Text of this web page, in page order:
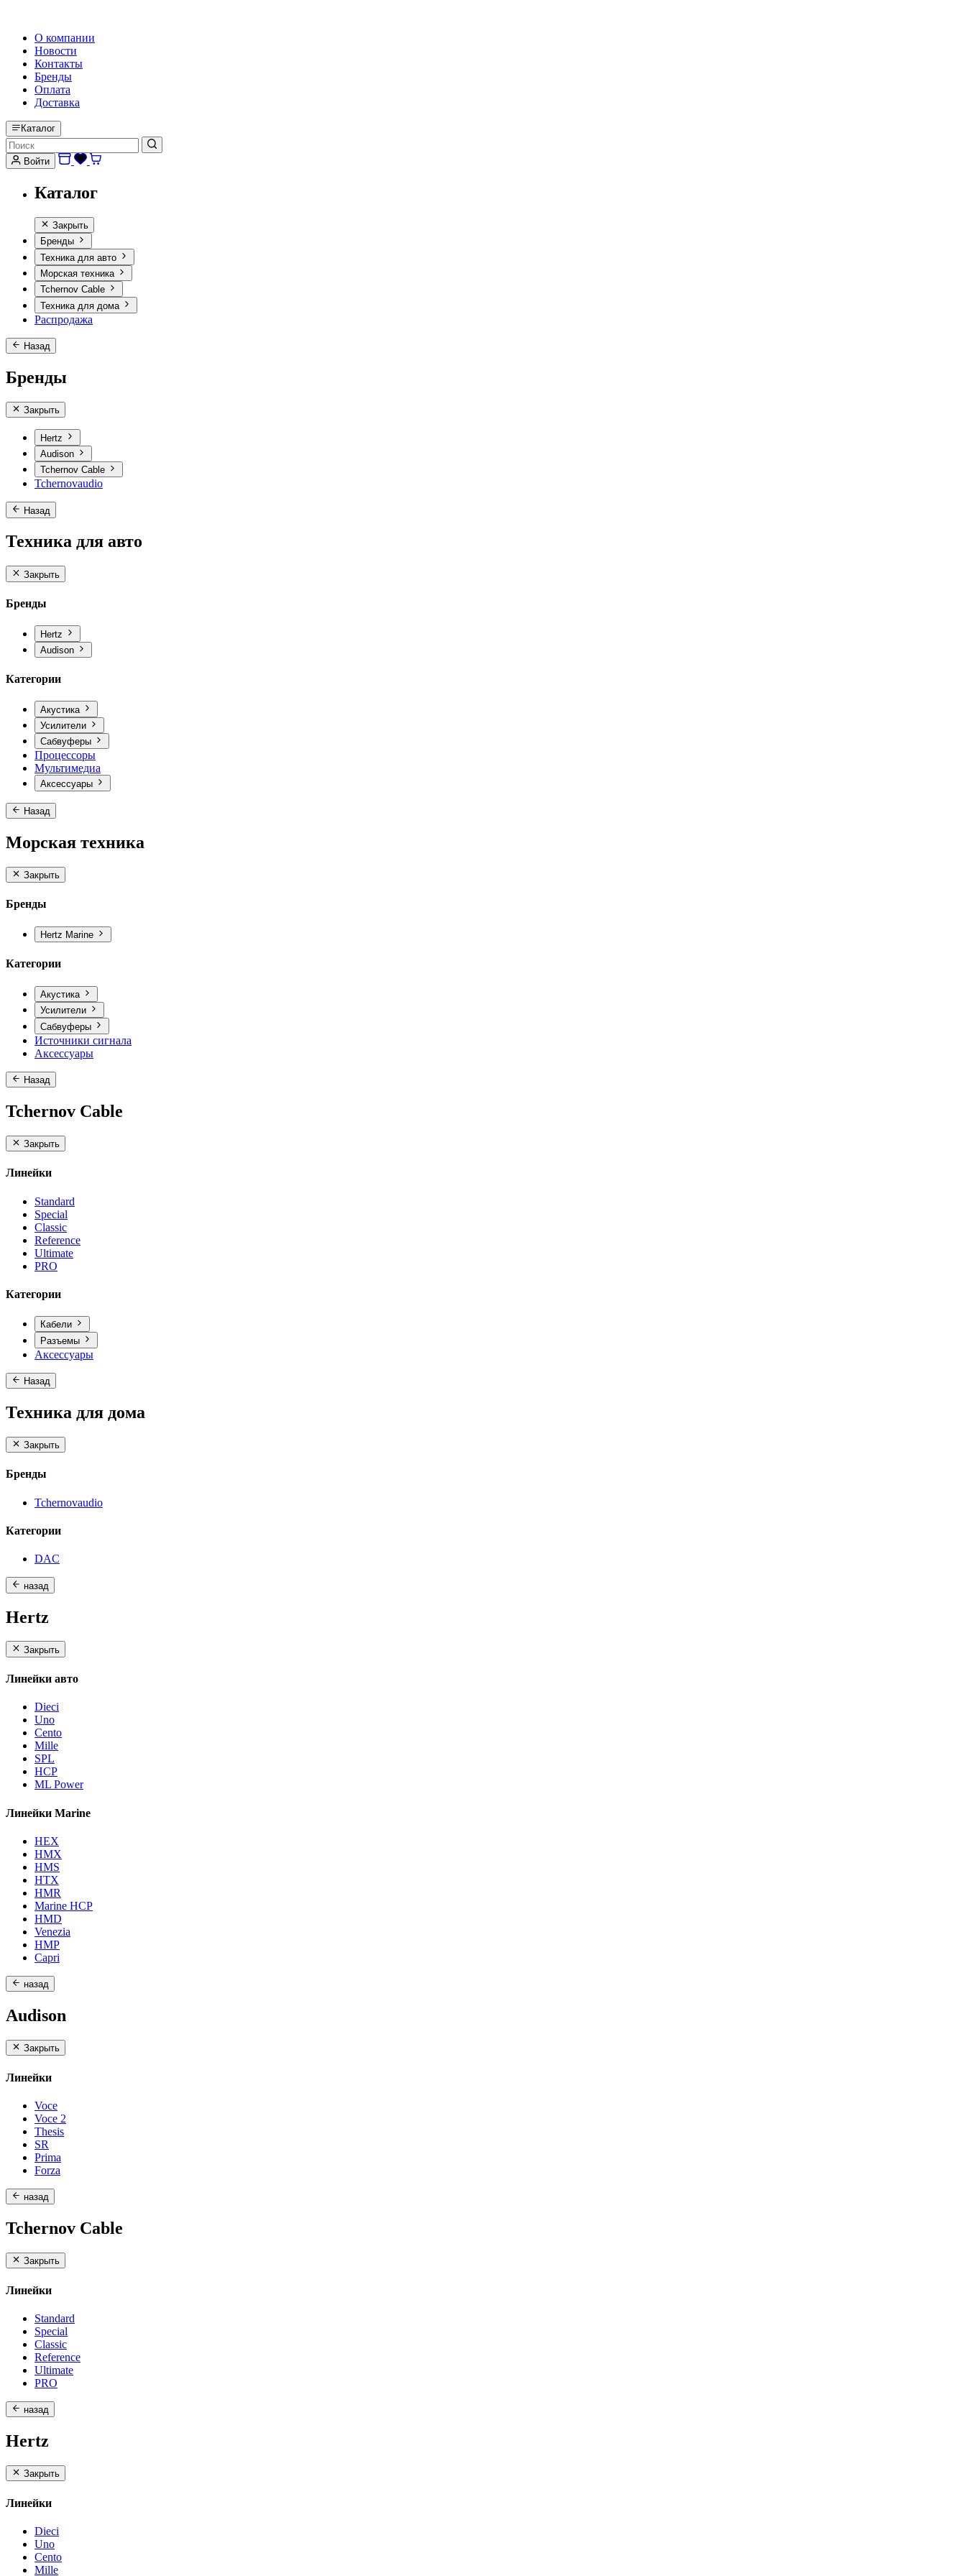
О компании
Новости
Контакты
Бренды
Оплата
Доставка
Каталог
Войти
Каталог
Закрыть
Бренды
Техника для авто
Морская техника
Tchernov Cable
Техника для дома
Распродажа
Назад
Бренды
Закрыть
Hertz
Audison
Tchernov Cable
Tchernovaudio
Назад
Техника для авто
Закрыть
Бренды
Hertz
Audison
Категории
Акустика
Усилители
Сабвуферы
Процессоры
Мультимедиа
Аксессуары
Назад
Морская техника
Закрыть
Бренды
Hertz Marine
Категории
Акустика
Усилители
Сабвуферы
Источники сигнала
Аксессуары
Назад
Tchernov Cable
Закрыть
Линейки
Standard
Special
Classic
Reference
Ultimate
PRO
Категории
Кабели
Разъемы
Аксессуары
Назад
Техника для дома
Закрыть
Бренды
Tchernovaudio
Категории
DAC
назад
Hertz
Закрыть
Линейки авто
Dieci
Uno
Cento
Mille
SPL
HCP
ML Power
Линейки Marine
HEX
HMX
HMS
HTX
HMR
Marine HCP
HMD
Venezia
HMP
Capri
назад
Audison
Закрыть
Линейки
Voce
Voce 2
Thesis
SR
Prima
Forza
назад
Tchernov Cable
Закрыть
Линейки
Standard
Special
Classic
Reference
Ultimate
PRO
назад
Hertz
Закрыть
Линейки
Dieci
Uno
Cento
Mille